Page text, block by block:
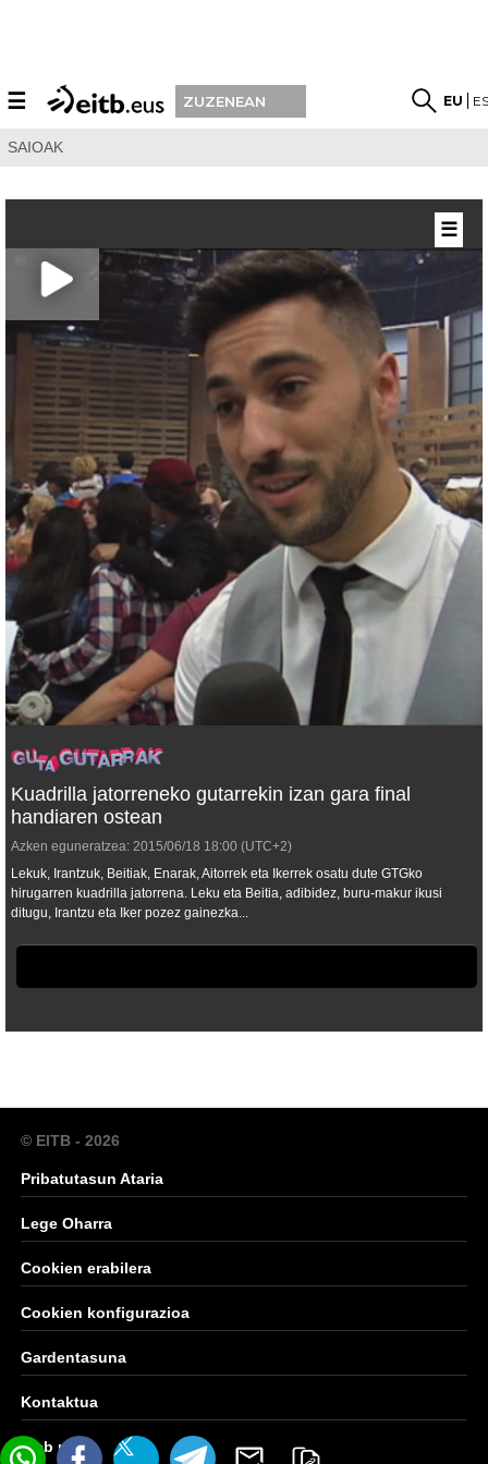
☰ ZUZENEAN EU
SAIOAK
Kuadrilla jatorreneko gutarrekin izan gara final
handiaren ostean
Azken eguneratzea: 2015/06/18 18:00 (UTC+2)
Lekuk, Irantzuk, Beitiak, Enarak, Aitorrek eta Ikerrek osatu dute GTGko
hirugarren kuadrilla jatorrena. Leku eta Beitia, adibidez, buru-makur ikusi
ditugu, Irantzu eta Iker pozez gainezka...
☰
© EITB - 2026
Pribatutasun Ataria
Lege Oharra
Cookien erabilera
Cookien konfigurazioa
Gardentasuna
Kontaktua
Web mapa